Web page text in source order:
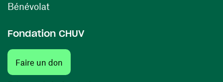
Bénévolat
Fondation CHUV
Faire un don